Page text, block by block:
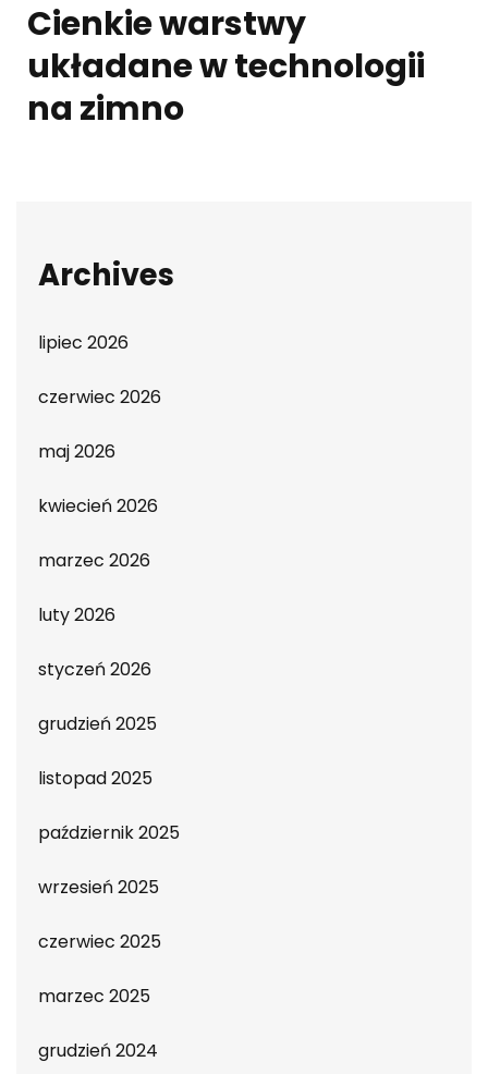
Cienkie warstwy
układane w technologii
na zimno
Archives
lipiec 2026
czerwiec 2026
maj 2026
kwiecień 2026
marzec 2026
luty 2026
styczeń 2026
grudzień 2025
listopad 2025
październik 2025
wrzesień 2025
czerwiec 2025
marzec 2025
grudzień 2024